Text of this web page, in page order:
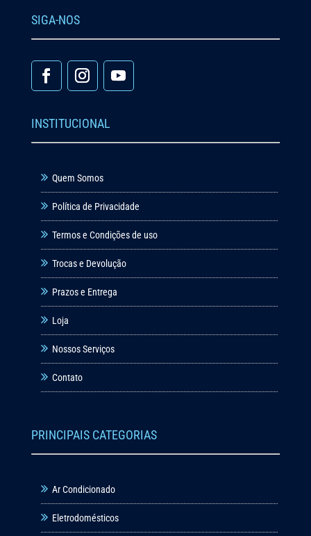
SIGA-NOS
INSTITUCIONAL
Quem Somos
Política de Privacidade
Termos e Condições de uso
Trocas e Devolução
Prazos e Entrega
Loja
Nossos Serviços
Contato
PRINCIPAIS CATEGORIAS
Ar Condicionado
Eletrodomésticos